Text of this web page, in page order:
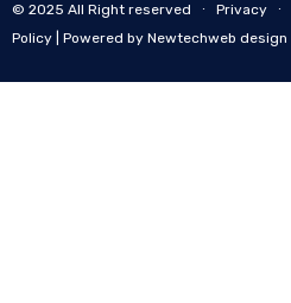
© 2025 All Right reserved ∙ Privacy ∙
Policy | Powered by Newtechweb design